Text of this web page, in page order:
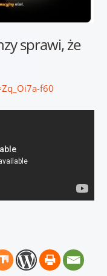
sprawi, że
f60